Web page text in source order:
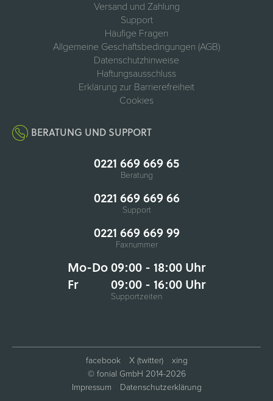
Versand und Zahlung
Support
Häufige Fragen
Allgemeine Geschäftsbedingungen (AGB)
Datenschutzhinweise
Haftungsausschluss
Erklärung zur Barrierefreiheit
Cookies
BERATUNG UND SUPPORT
0221 669 669 65
Beratung
0221 669 669 66
Support
0221 669 669 99
Faxnummer
Mo-Do 09:00 - 18:00 Uhr
Fr
09:00 - 16:00 Uhr
Supportzeiten
facebook X (twitter)
xing
© fonial GmbH 2014-2026
Impressum
Datenschutzerklärung